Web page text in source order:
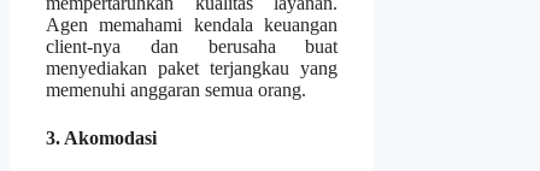
Agen memahami kendala keuangan
client-nya dan berusaha buat
menyediakan paket terjangkau yang
memenuhi anggaran semua orang.
3. Akomodasi